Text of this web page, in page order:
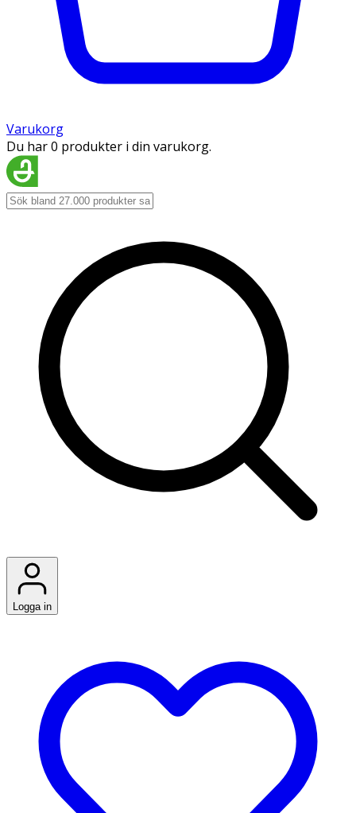
Varukorg
Du har 0 produkter i din varukorg.
Logga in